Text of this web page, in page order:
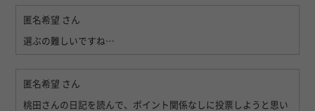
匿名希望 さん
選ぶの難しいですね…
匿名希望 さん
桃田さんの日記を読んで、ポイント関係なしに投票しようと思い